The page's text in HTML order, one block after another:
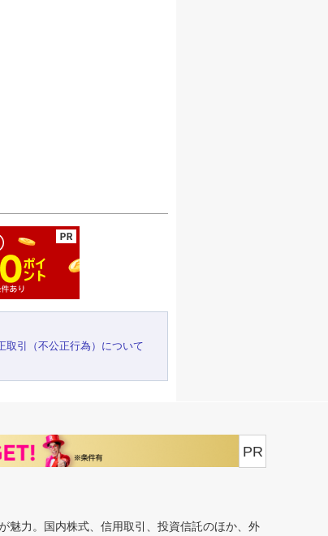
取引（不公正行為）について
PR
魅力。国内株式、信用取引、投資信託のほか、外